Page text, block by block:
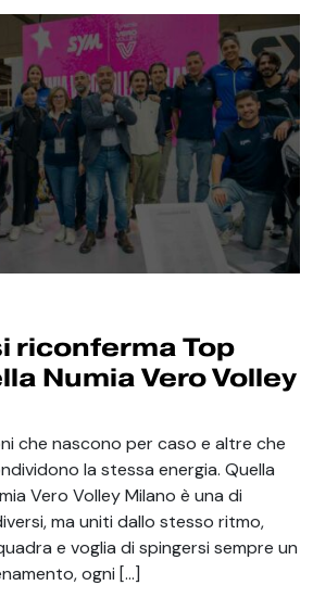
riconferma Top
Numia Vero Volley
che nascono per caso e altre che
la stessa energia. Quella
Vero Volley Milano è una di
ma uniti dallo stesso ritmo,
e voglia di spingersi sempre un
ogni […]